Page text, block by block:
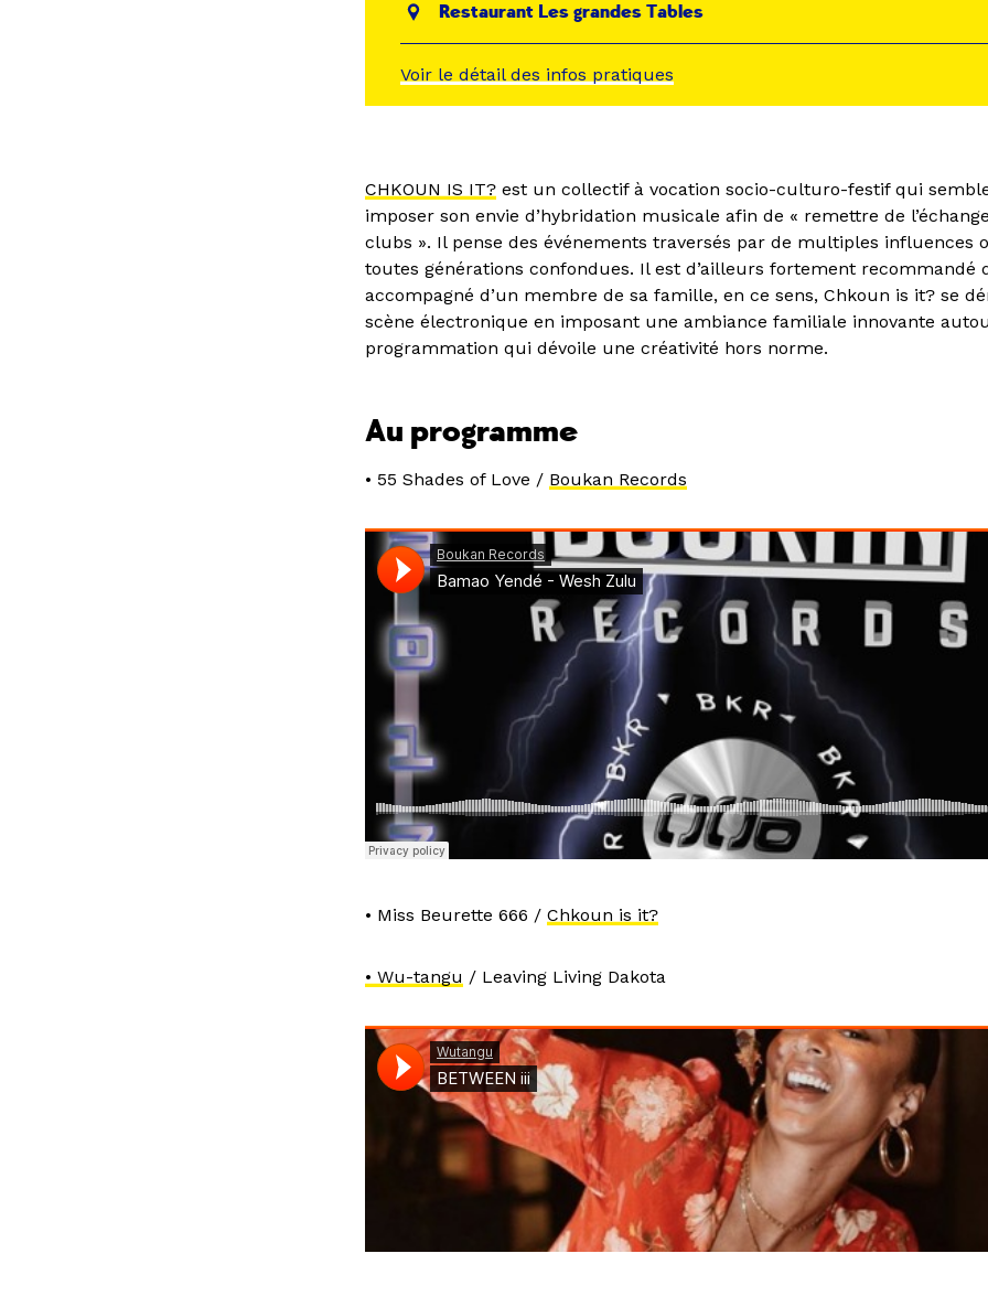
Restaurant Les grandes Tables
Voir le détail des infos pratiques
CHKOUN IS IT? est un collectif à vocation socio-culturo-festif qui
imposer son envie d’hybridation musicale afin de « remettre de
clubs ». Il pense des événements traversés par de multiples influences
toutes générations confondues. Il est d’ailleurs fortement recommandé
accompagné d’un membre de sa famille, en ce sens, Chkoun is it? se
scène électronique en imposant une ambiance familiale innovante
programmation qui dévoile une créativité hors norme.
Au programme
• 55 Shades of Love / Boukan Records
• Miss Beurette 666 /Chkoun is it?
• Wu-tangu / Leaving Living Dakota